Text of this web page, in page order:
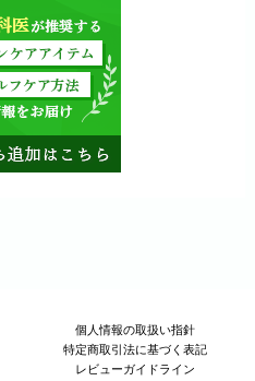
個人情報の取扱い指針
特定商取引法に基づく表記
レビューガイドライン